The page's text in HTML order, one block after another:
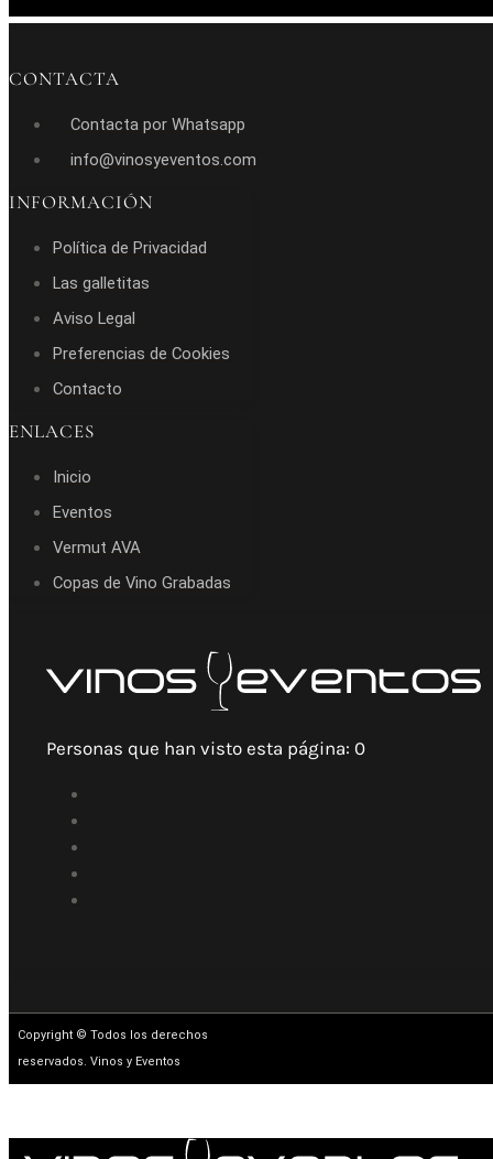
CONTACTA
Contacta por Whatsapp
info@vinosyeventos.com
INFORMACIÓN
Política de Privacidad
Las galletitas
Aviso Legal
Preferencias de Cookies
Contacto
ENLACES
Inicio
Eventos
Vermut AVA
Copas de Vino Grabadas
Personas que han visto esta página: 0
Copyright © Todos los derechos
reservados. Vinos y Eventos